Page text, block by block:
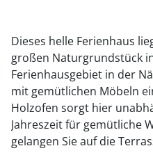
Dieses helle Ferienhaus
großen Naturgrundstück
Ferienhausgebiet in der
mit gemütlichen Möbeln
Holzofen sorgt hier
Jahreszeit für gemütliche
gelangen Sie auf die